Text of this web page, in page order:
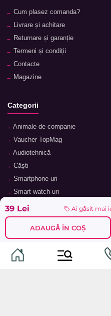
39 Lei Ai găsit mai
ADAUGĂ ÎN COȘ
Cum plasez comanda?
Livrare și achitare
Returnare și garanție
Termeni și condiții
Contacte
Magazine
Categorii
Animale de companie
Vaucher TopMag
Audiotehnică
Căști
Smartphone-uri
Smart watch-uri
Telefoane mobile
Ochelari inteligenți
Software
Laptopuri și accesorii